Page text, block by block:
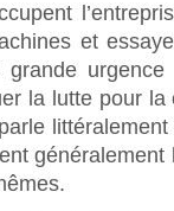
et
la lutte pour la
littéralement
généralement